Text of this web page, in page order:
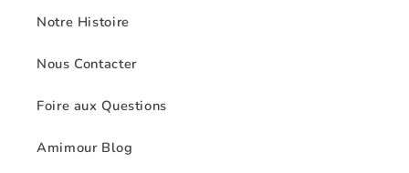
Notre Histoire
Nous Contacter
Foire aux Questions
Amimour Blog